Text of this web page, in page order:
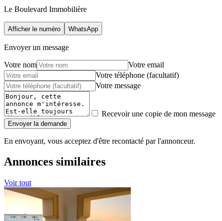
Le Boulevard Immobilière
Afficher le numéro WhatsApp
Envoyer un message
Votre nom
Votre email
Votre téléphone (facultatif)
Votre message
Recevoir une copie de mon message
Envoyer la demande
En envoyant, vous acceptez d'être recontacté par l'annonceur.
Annonces similaires
Voir tout